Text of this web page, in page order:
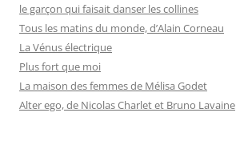
le garçon qui faisait danser les collines
Tous les matins du monde, d’Alain Corneau
La Vénus électrique
Plus fort que moi
La maison des femmes de Mélisa Godet
Alter ego, de Nicolas Charlet et Bruno Lavaine